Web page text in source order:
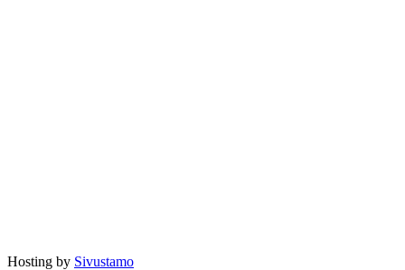
Hosting by Sivustamo